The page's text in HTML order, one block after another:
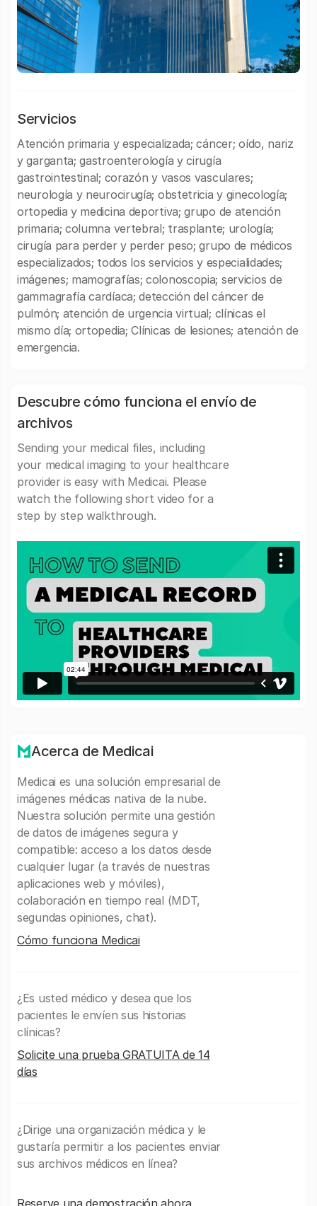
Servicios
Atención primaria y especializada; cáncer; oído, nariz
y garganta; gastroenterología y cirugía
gastrointestinal; corazón y vasos vasculares;
neurología y neurocirugía; obstetricia y ginecología;
ortopedia y medicina deportiva; grupo de atención
primaria; columna vertebral; trasplante; urología;
cirugía para perder y perder peso; grupo de médicos
especializados; todos los servicios y especialidades;
imágenes; mamografías; colonoscopia; servicios de
gammagrafía cardíaca; detección del cáncer de
pulmón; atención de urgencia virtual; clínicas el
mismo día; ortopedia; Clínicas de lesiones; atención de
emergencia.
Descubre cómo funciona el envío de
archivos
Sending your medical files, including
your medical imaging to your healthcare
provider is easy with Medicai. Please
watch the following short video for a
step by step walkthrough.
Acerca de Medicai
Medicai es una solución empresarial de
imágenes médicas nativa de la nube.
Nuestra solución permite una gestión
de datos de imágenes segura y
compatible: acceso a los datos desde
cualquier lugar (a través de nuestras
aplicaciones web y móviles),
colaboración en tiempo real (MDT,
segundas opiniones, chat).
Cómo funciona Medicai
¿Es usted médico y desea que los
pacientes le envíen sus historias
clínicas?
Solicite una prueba GRATUITA de 14
días
¿Dirige una organización médica y le
gustaría permitir a los pacientes enviar
sus archivos médicos en línea?
Reserve una demostración ahora